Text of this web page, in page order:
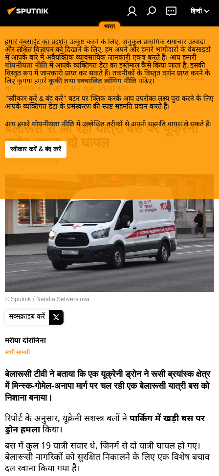
भारत
हिन्दी
हमारे वेबसाईट का प्रदर्शन उत्कृष्ट करने के लिए, अनुकूल प्रासंगिक समाचार उत्पादों
और लक्षित विज्ञापन को दिखाने के लिए, हम अपने और हमारे भागीदारों के वेबसाइटों
से आपके बारे में अवैयक्तिक व्यावसायिक जानकारी एकत्र करते हैं। आप हमारी
गोपनीयता नीति में आपके व्यक्तिगत डेटा का इस्तेमाल कैसे किया जाता है, इसकी
विस्तृत रूप में जानकारी प्राप्त कर सकते हैं। तकनीकों के विस्तृत वर्णन प्राप्त करने के
लिए कृपया हमारे कूकी तथा स्वचालित लॉगिंग नीति पढ़िए।
“स्वीकार करें & बंद करें” बटन पर क्लिक करके आप उपरोक्त लक्ष्य पुरा करने के लिए
आपके व्यक्तिगत डेटा के प्रसंस्करण की स्पष्ट सहमति प्रदान करते हैं।
आप हमारे गोपनीयता नीति में उल्लेखित तरीकों से अपनी सहमति वापस ले सकते हैं।
स्वीकार करें & बंद करें
यूक्रेन संकट
मास्को ने डोनबास के लोगों को, खास तौर पर रूसी बोलनेवाली
आबादी को, कीव के नित्य हमलों से बचाने के लिए फरवरी 2022
को विशेष सैन्य अभियान शुरू किया था।
बेलारूस से आ रही यात्री बस पर यूक्रेनी
ड्रोन हमला, दो घायल
© Sputnik / Natalia Seliverstova
सब्सक्राइब करें
मरीया दोरोनिना
सभी सामग्री
बेलारूसी टीवी ने बताया कि एक यूक्रेनी ड्रोन ने रूसी ब्रयांस्क क्षेत्र
में मिन्स्क-गोमेल-अनापा मार्ग पर चल रही एक बेलारूसी यात्री बस को
निशाना बनाया।
रिपोर्ट के अनुसार, यूक्रेनी सशस्त्र बलों नेपार्किंग में खड़ी बस पर
ड्रोन हमलाकिया।
बस में कुल 19 यात्री सवार थे, जिनमें से दो यात्री घायल हो गए।
बेलारूसी नागरिकों को सुरक्षित निकालने के लिए एक विशेष बचाव
दल रवाना किया गया है।